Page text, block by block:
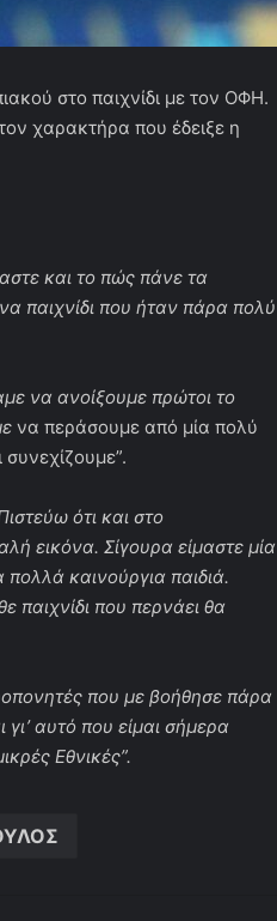
στο παιχνίδι με τον ΟΦΗ.
χαρακτήρα που έδειξε η
και το πώς πάνε τα
παιχνίδι που ήταν πάρα πολύ
να ανοίξουμε πρώτοι το
να περάσουμε από μία πολύ
ότι και στο
εικόνα. Σίγουρα είμαστε μία
καινούργια παιδιά.
παιχνίδι που περνάει θα
που με βοήθησε πάρα
αυτό που είμαι σήμερα
Εθνικές”.